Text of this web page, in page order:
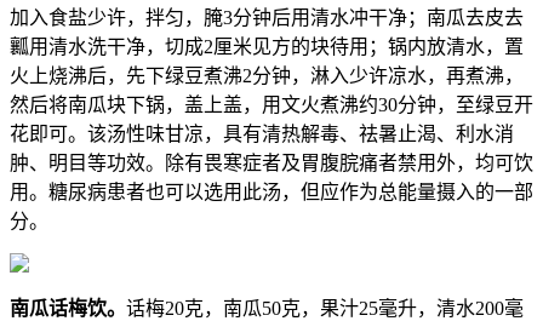
加入食盐少许，拌匀，腌3分钟后用清水冲干净；南瓜去皮去
瓤用清水洗干净，切成2厘米见方的块待用；锅内放清水，置
火上烧沸后，先下绿豆煮沸2分钟，淋入少许凉水，再煮沸，
然后将南瓜块下锅，盖上盖，用文火煮沸约30分钟，至绿豆开
花即可。该汤性味甘凉，具有清热解毒、祛暑止渴、利水消
肿、明目等功效。除有畏寒症者及胃腹脘痛者禁用外，均可饮
用。糖尿病患者也可以选用此汤，但应作为总能量摄入的一部
分。
南瓜话梅饮。 话梅20克，南瓜50克，果汁25毫升，清水200毫